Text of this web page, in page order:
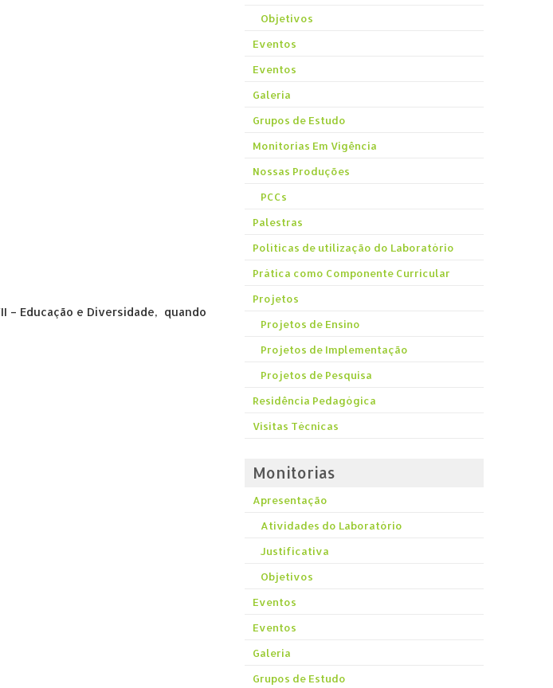
– Educação e Diversidade, quando
Objetivos
Eventos
Eventos
Galeria
Grupos de Estudo
Monitorias Em Vigência
Nossas Produções
PCCs
Palestras
Políticas de utilização do Laboratório
Prática como Componente Curricular
Projetos
Projetos de Ensino
Projetos de Implementação
Projetos de Pesquisa
Residência Pedagógica
Visitas Técnicas
Monitorias
Apresentação
Atividades do Laboratório
Justificativa
Objetivos
Eventos
Eventos
Galeria
Grupos de Estudo